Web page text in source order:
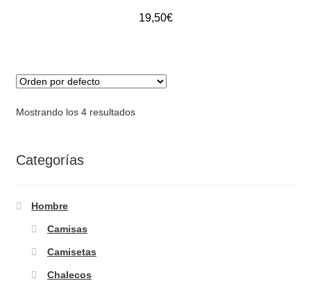
19,50€
Mostrando los 4 resultados
Categorías
Hombre
Camisas
Camisetas
Chalecos